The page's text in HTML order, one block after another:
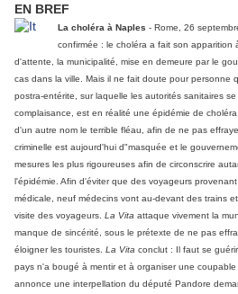
EN BREF
La choléra à Naples - Rome, 26
confirmée : le choléra a fait son apparition
d'attente, la municipalité, mise en demeure par le
cas dans la ville. Mais il ne fait doute pour personne
postra-entérite, sur laquelle les autorités sanitaires
complaisance, est en réalité une épidémie de
d'un autre nom le terrible fléau, afin de ne pas
criminelle est aujourd'hui d"masquée et le
mesures les plus rigoureuses afin de circonscrire
l'épidémie. Afin d'éviter que des voyageurs
médicale, neuf médecins vont au-devant des trains
visite des voyageurs. La Vita attaque vivement la
manque de sincérité, sous le prétexte de ne pas
éloigner les touristes. La Vita conclut : Il faut se
pays n'a bougé à mentir et à organiser une coupable
annonce une interpellation du député Pandore